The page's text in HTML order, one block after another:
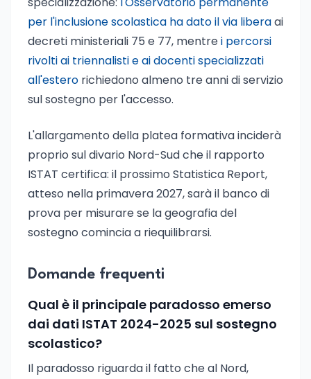
per l'inclusione scolastica ha dato il via liberaai
decreti ministeriali 75 e 77, mentrei percorsi
rivolti ai triennalisti e ai docenti specializzati
all'estero richiedono almeno tre anni di servizio
sul sostegno per l'accesso.
L'allargamento della platea formativa inciderà
proprio sul divario Nord-Sud che il rapporto
ISTAT certifica: il prossimo Statistica Report,
atteso nella primavera 2027, sarà il banco di
prova per misurare se la geografia del
sostegno comincia a riequilibrarsi.
Domande frequenti
Qual è il principale paradosso emerso
dai dati ISTAT 2024-2025 sul sostegno
scolastico?
Il paradosso riguarda il fatto che al Nord,